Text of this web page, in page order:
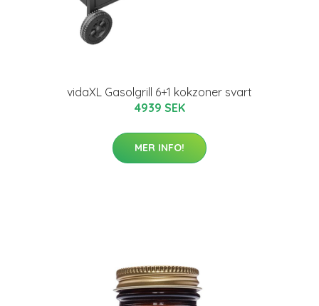
vidaXL Gasolgrill 6+1 kokzoner svart
4939 SEK
MER INFO!